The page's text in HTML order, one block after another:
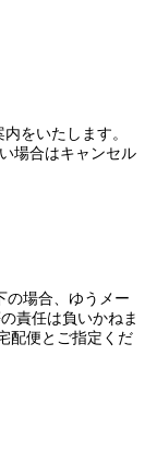
をいたします。
場合はキャンセル
場合、ゆうメー
責任は負いかねま
配便とご指定くだ